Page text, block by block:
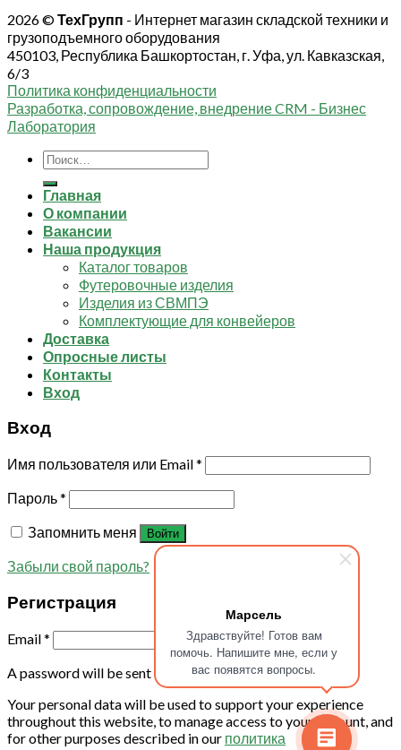
Марсель
Здравствуйте! Готов вам
помочь. Напишите мне, если у
вас появятся вопросы.
2026 ©ТехГрупп - Интернет магазин складской техники и
грузоподъемного оборудования
450103, Республика Башкортостан, г. Уфа, ул. Кавказская,
6/3
Политика конфиденциальности
Разработка, сопровождение, внедрение CRM - Бизнес
Лаборатория
Искать:
Главная
О компании
Вакансии
Наша продукция
Каталог товаров
Футеровочные изделия
Изделия из СВМПЭ
Комплектующие для конвейеров
Доставка
Опросные листы
Контакты
Вход
Вход
Имя пользователя или Email*
Пароль*
Запомнить меня
Войти
Забыли свой пароль?
Регистрация
Email*
A password will be sent to your email address.
Your personal data will be used to support your experience
throughout this website, to manage access to your account, and
for other purposes described in our политика